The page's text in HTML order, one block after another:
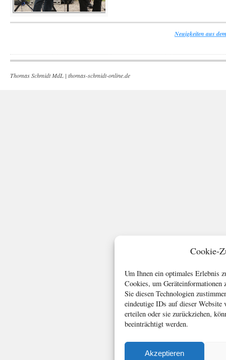
Cookie-
Um Ihnen ein optimales Erlebnis
Cookies, um Geräteinformationen
Sie diesen Technologien
eindeutige IDs auf dieser
erteilen oder sie zurückziehen,
beeinträchtigt werden.
Akzeptieren
Neuigkeiten aus
Thomas Schmidt MdL | thomas-schmidt-online.de